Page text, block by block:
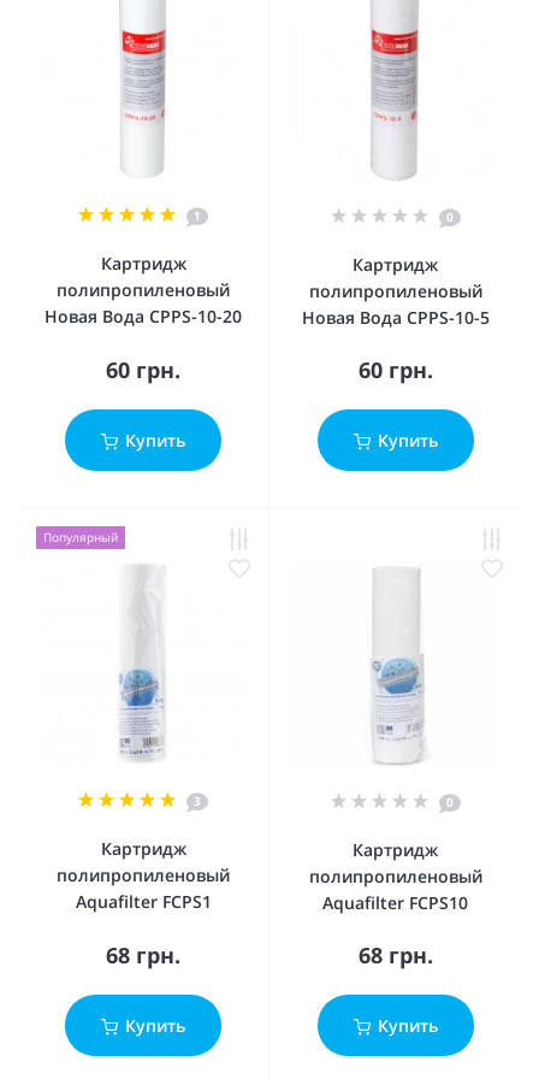
1
Картридж
полипропиленовый
Новая Вода CPPS-10-20
60 грн.
Купить
0
Картридж
полипропиленовый
Новая Вода CPPS-10-5
60 грн.
Купить
Популярный
3
Картридж
полипропиленовый
Aquafilter FCPS1
68 грн.
Купить
0
Картридж
полипропиленовый
Aquafilter FCPS10
68 грн.
Купить